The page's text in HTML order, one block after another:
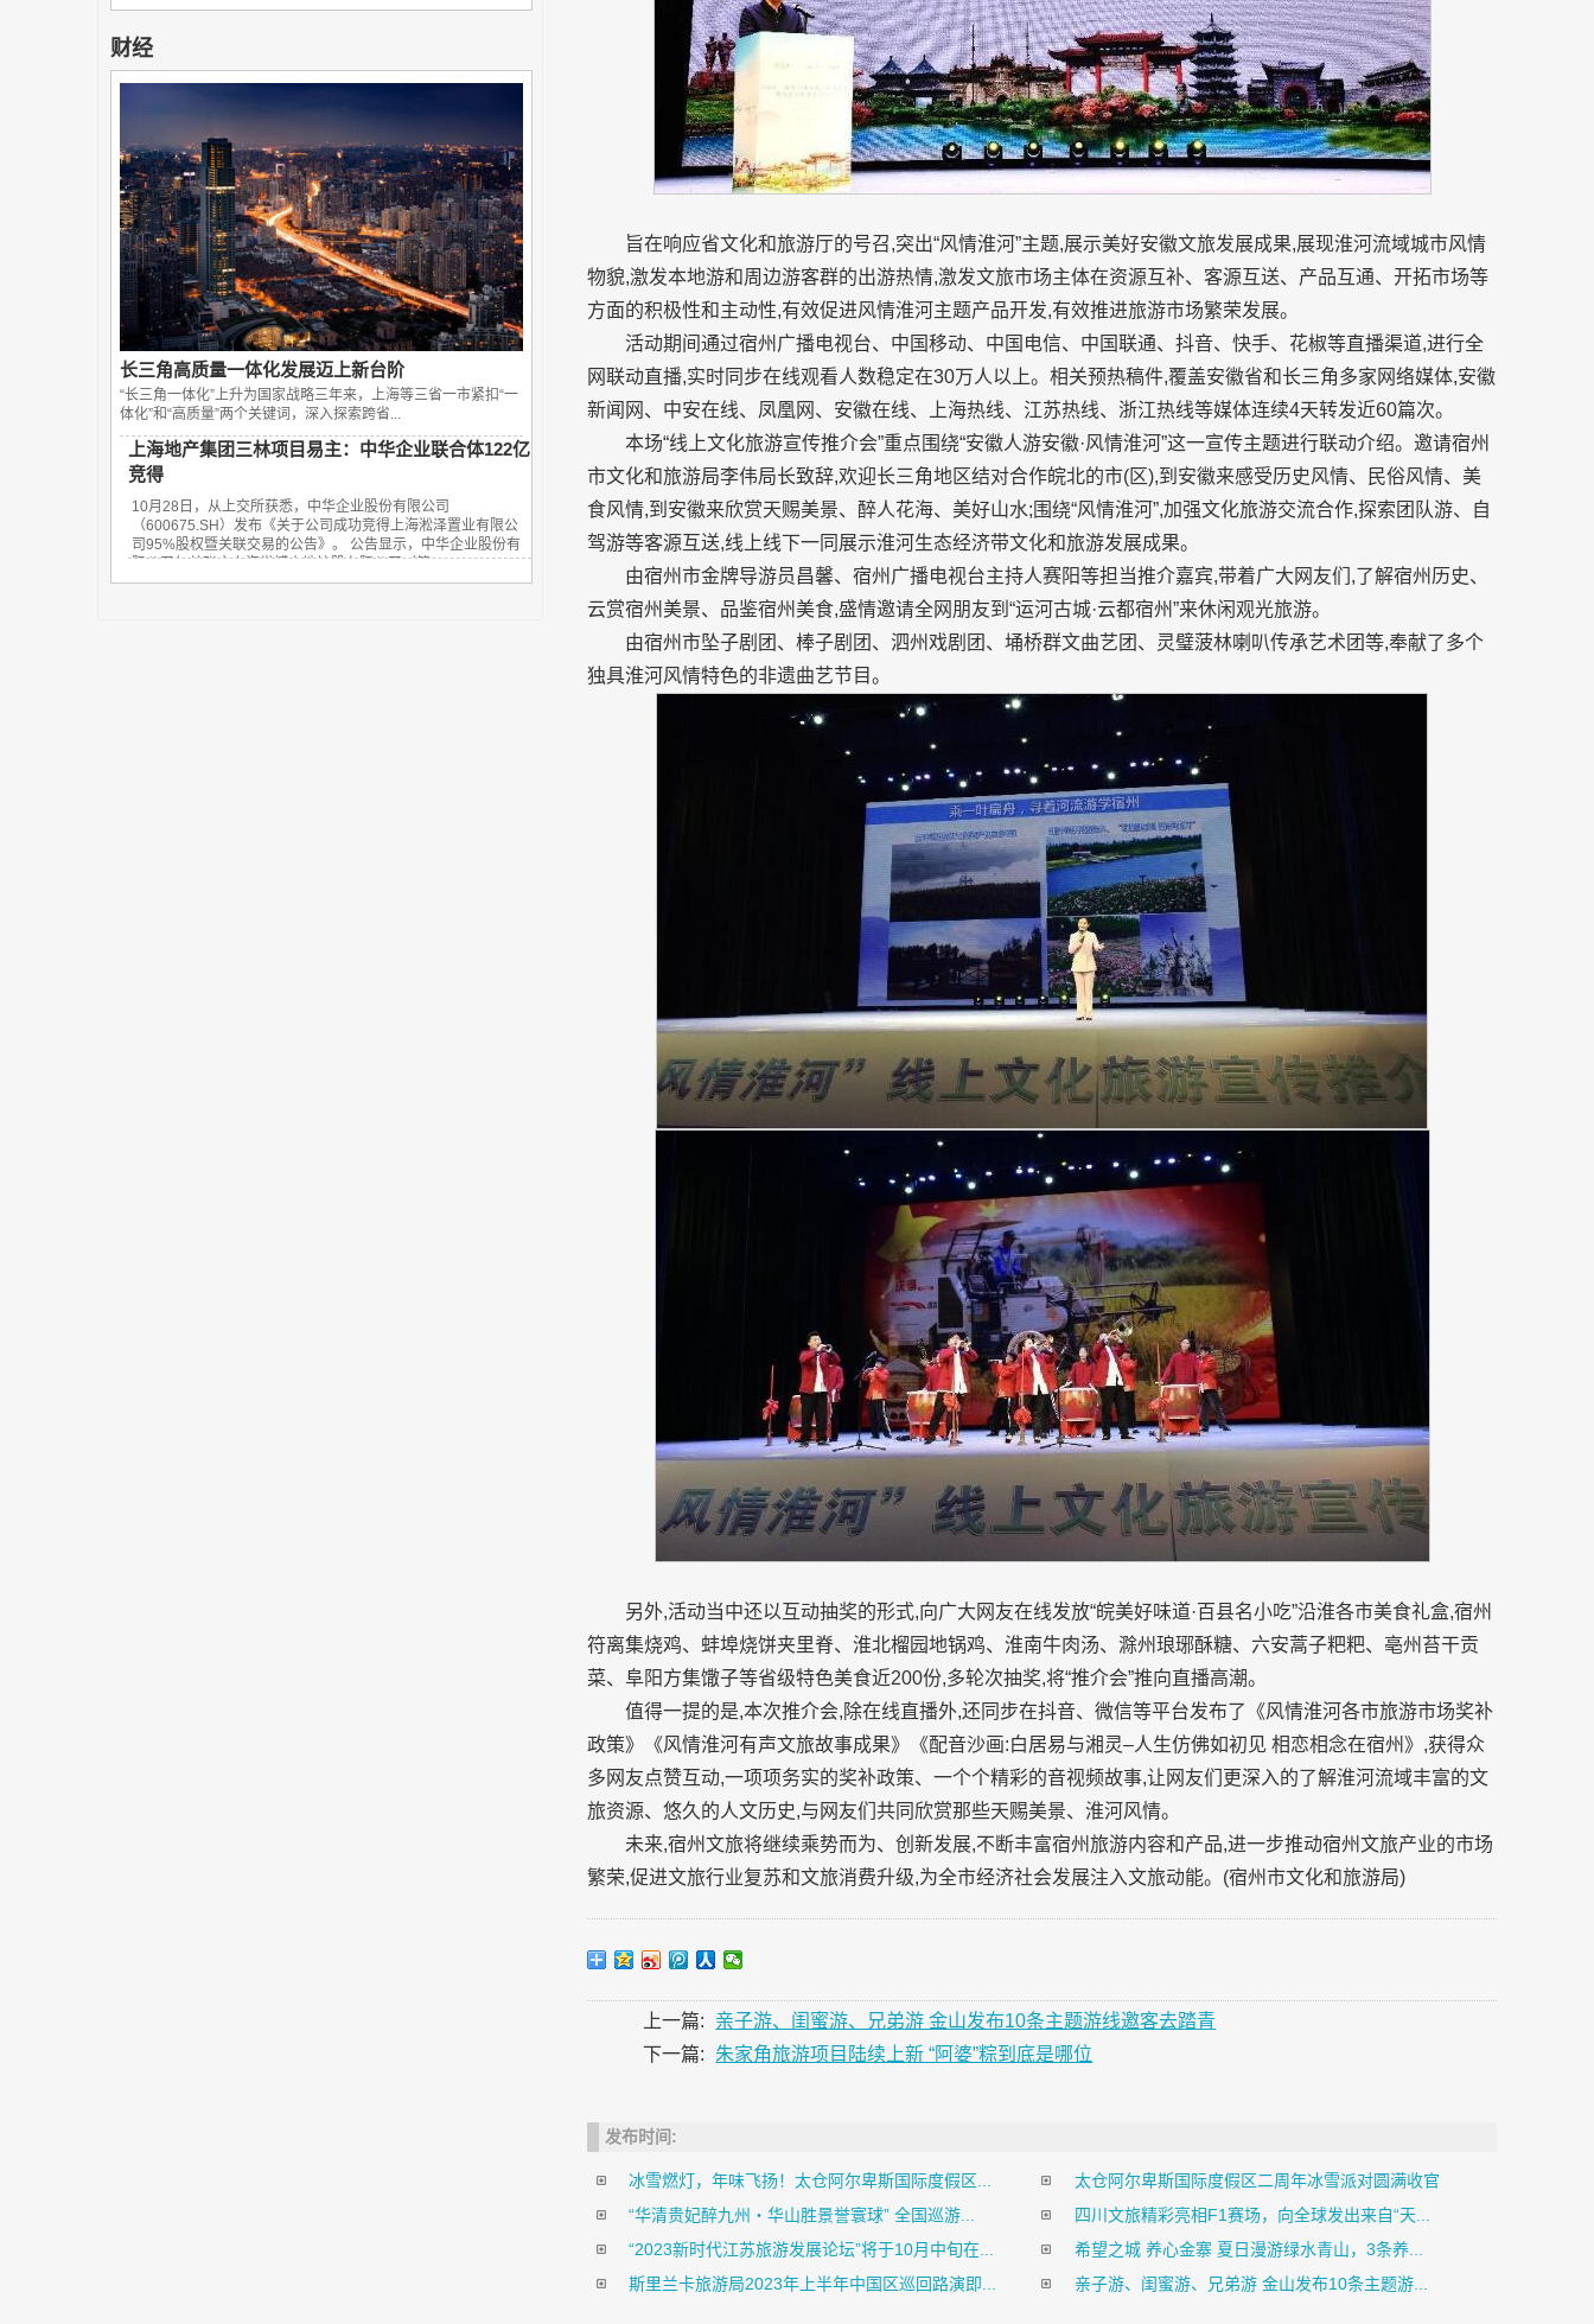
财经
长三角高质量一体化发展迈上新台阶
“长三角一体化”上升为国家战略三年来，上海等三省一市紧扣“一
体化”和“高质量”两个关键词，深入探索跨省...
上海地产集团三林项目易主：中华企业联合体122亿
竞得
10月28日，从上交所获悉，中华企业股份有限公司
（600675.SH）发布《关于公司成功竞得上海淞泽置业有限公
司95%股权暨关联交易的公告》。 公告显示，中华企业股份有
限公司与关联方上海世博土地控股有限公司（简...
旨在响应省文化和旅游厅的号召,突出“风情淮河”主题,展示美好安徽文旅发展成果,展现淮河流域城市风情
物貌,激发本地游和周边游客群的出游热情,激发文旅市场主体在资源互补、客源互送、产品互通、开拓市场等
方面的积极性和主动性,有效促进风情淮河主题产品开发,有效推进旅游市场繁荣发展。
活动期间通过宿州广播电视台、中国移动、中国电信、中国联通、抖音、快手、花椒等直播渠道,进行全
网联动直播,实时同步在线观看人数稳定在30万人以上。相关预热稿件,覆盖安徽省和长三角多家网络媒体,安徽
新闻网、中安在线、凤凰网、安徽在线、上海热线、江苏热线、浙江热线等媒体连续4天转发近60篇次。
本场“线上文化旅游宣传推介会”重点围绕“安徽人游安徽·风情淮河”这一宣传主题进行联动介绍。邀请宿州
市文化和旅游局李伟局长致辞,欢迎长三角地区结对合作皖北的市(区),到安徽来感受历史风情、民俗风情、美
食风情,到安徽来欣赏天赐美景、醉人花海、美好山水;围绕“风情淮河”,加强文化旅游交流合作,探索团队游、自
驾游等客源互送,线上线下一同展示淮河生态经济带文化和旅游发展成果。
由宿州市金牌导游员昌馨、宿州广播电视台主持人赛阳等担当推介嘉宾,带着广大网友们,了解宿州历史、
云赏宿州美景、品鉴宿州美食,盛情邀请全网朋友到“运河古城·云都宿州”来休闲观光旅游。
由宿州市坠子剧团、棒子剧团、泗州戏剧团、埇桥群文曲艺团、灵璧菠林喇叭传承艺术团等,奉献了多个
独具淮河风情特色的非遗曲艺节目。
另外,活动当中还以互动抽奖的形式,向广大网友在线发放“皖美好味道·百县名小吃”沿淮各市美食礼盒,宿州
符离集烧鸡、蚌埠烧饼夹里脊、淮北榴园地锅鸡、淮南牛肉汤、滁州琅琊酥糖、六安蒿子粑粑、亳州苔干贡
菜、阜阳方集馓子等省级特色美食近200份,多轮次抽奖,将“推介会”推向直播高潮。
值得一提的是,本次推介会,除在线直播外,还同步在抖音、微信等平台发布了《风情淮河各市旅游市场奖补
政策》《风情淮河有声文旅故事成果》《配音沙画:白居易与湘灵–人生仿佛如初见 相恋相念在宿州》,获得众
多网友点赞互动,一项项务实的奖补政策、一个个精彩的音视频故事,让网友们更深入的了解淮河流域丰富的文
旅资源、悠久的人文历史,与网友们共同欣赏那些天赐美景、淮河风情。
未来,宿州文旅将继续乘势而为、创新发展,不断丰富宿州旅游内容和产品,进一步推动宿州文旅产业的市场
繁荣,促进文旅行业复苏和文旅消费升级,为全市经济社会发展注入文旅动能。(宿州市文化和旅游局)
上一篇:
亲子游、闺蜜游、兄弟游 金山发布10条主题游线邀客去踏青
下一篇:
朱家角旅游项目陆续上新 “阿婆”粽到底是哪位
发布时间:
冰雪燃灯，年味飞扬！太仓阿尔卑斯国际度假区...
太仓阿尔卑斯国际度假区二周年冰雪派对圆满收官
“华清贵妃醉九州・华山胜景誉寰球” 全国巡游...
四川文旅精彩亮相F1赛场，向全球发出来自“天...
“2023新时代江苏旅游发展论坛”将于10月中旬在...
希望之城 养心金寨 夏日漫游绿水青山，3条养...
斯里兰卡旅游局2023年上半年中国区巡回路演即...
亲子游、闺蜜游、兄弟游 金山发布10条主题游...